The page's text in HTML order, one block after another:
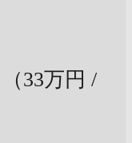
（33万円 /